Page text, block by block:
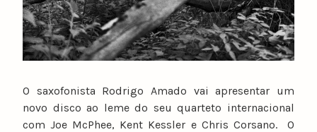
O saxofonista Rodrigo Amado vai apresentar um
novo disco ao leme do seu quarteto internacional
com Joe McPhee, Kent Kessler e Chris Corsano. O